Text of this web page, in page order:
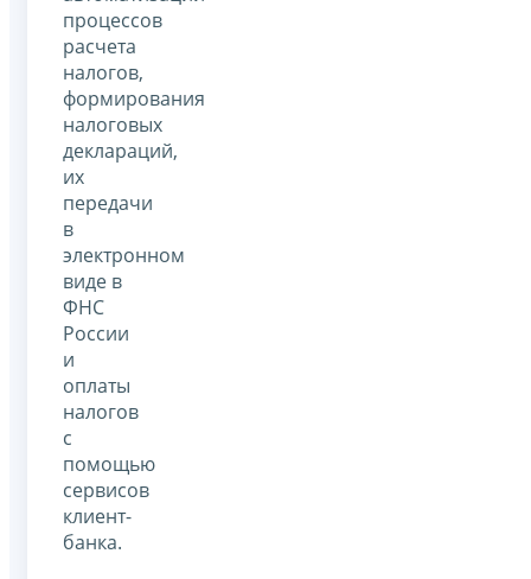
процессов
расчета
налогов,
формирования
налоговых
деклараций,
их
передачи
в
электронном
виде в
ФНС
России
и
оплаты
налогов
с
помощью
сервисов
клиент-
банка.